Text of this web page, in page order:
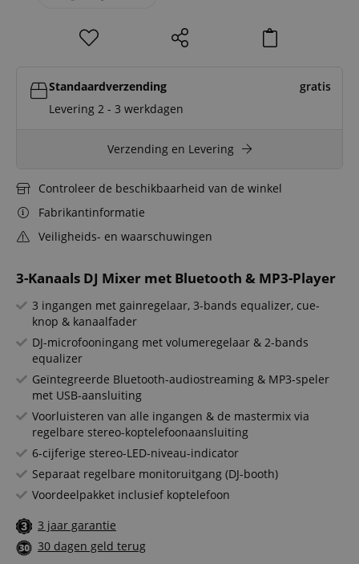
3-Kanaals DJ Mixer met Bluetooth & MP3-Player
3 ingangen met gainregelaar, 3-bands equalizer, cue-
knop & kanaalfader
DJ-microfooningang met volumeregelaar & 2-bands
equalizer
Geïntegreerde Bluetooth-audiostreaming & MP3-speler
met USB-aansluiting
Voorluisteren van alle ingangen & de mastermix via
regelbare stereo-koptelefoonaansluiting
6-cijferige stereo-LED-niveau-indicator
Separaat regelbare monitoruitgang (DJ-booth)
Voordeelpakket inclusief koptelefoon
3 jaar garantie
30 dagen geld terug
Standaardverzending
gratis
Levering 2 - 3 werkdagen
Verzending en Levering
Controleer de beschikbaarheid van de winkel
Fabrikantinformatie
Veiligheids- en waarschuwingen